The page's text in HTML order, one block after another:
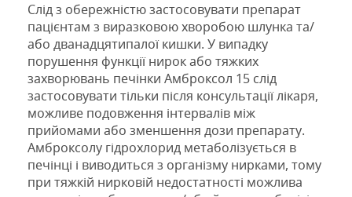
Слід з обережністю застосовувати препарат
пацієнтам з виразковою хворобою шлунка та/
або дванадцятипалої кишки. У випадку
порушення функції нирокабо тяжких
захворювань печінки Амброксол 15 слід
застосовувати тільки після консультації лікаря,
можливе подовження інтервалів між
прийомами або зменшення дози препарату.
Амброксолу гідрохлорид метаболізується в
печінці і виводиться з організму нирками, тому
при тяжкій нирковій недостатності можлива